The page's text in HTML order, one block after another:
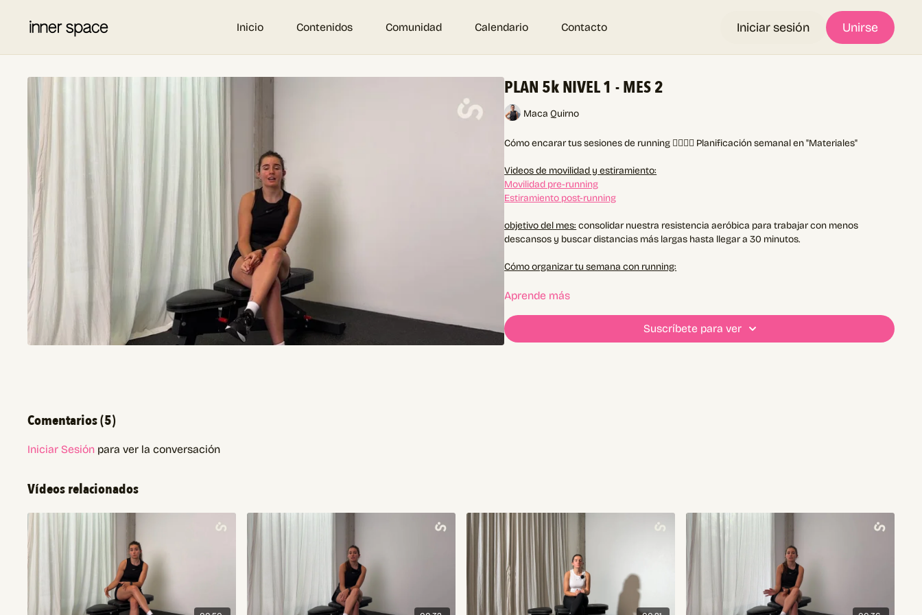
Inicio Contenidos Comunidad Calendario Contacto Iniciar sesión Unirse
PLAN 5k NIVEL 1 - MES 2
Maca Quirno
Cómo encarar tus sesiones de running 🏃🏻‍♀️✨ Planificación semanal en "Materiales"
Videos de movilidad y estiramiento:
Movilidad pre-running
Estiramiento post-running
objetivo del mes: consolidar nuestra resistencia aeróbica para trabajar con menos
descansos y buscar distancias más largas hasta llegar a 30 minutos.
Cómo organizar tu semana con running:
Opción 1:
Martes: QUADS & GLÚTEOS
Miércoles: TREN SUPERIOR + ABS
Domingo: DESCANSO o YOGA
*Lo ideal es que tus entrenamientos de pasadas sean 2 días después de tu día de piernas
o 1 día antes.
📆Te recomendamos agendar en tu calendario este video los días que hagas las sesiones.
Compartinos tu progreso semanal en comentarios👇🏼🐂🎀
Aprende más
Suscríbete para ver
Comentarios (5)
Iniciar Sesión para ver la conversación
Vídeos relacionados